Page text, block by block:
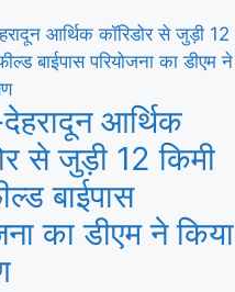
देहरादून आर्थिक
से जुड़ी 12 किमी
बाईपास
का डीएम ने किया